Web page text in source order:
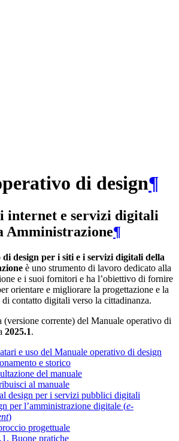
di design¶
internet e servizi digitali
Amministrazione¶
design per i siti e i servizi digitali della
è uno strumento di lavoro dedicato alla
e i suoi fornitori e ha l’obiettivo di fornire
orientare e migliorare la progettazione e la
contatto digitali verso la cittadinanza.
(versione corrente) del Manuale operativo di
2025.1.
e uso del Manuale operativo di design
e storico
del manuale
al manuale
design per i servizi pubblici digitali
per l’amministrazione digitale (e-
)
progettuale
Buone pratiche